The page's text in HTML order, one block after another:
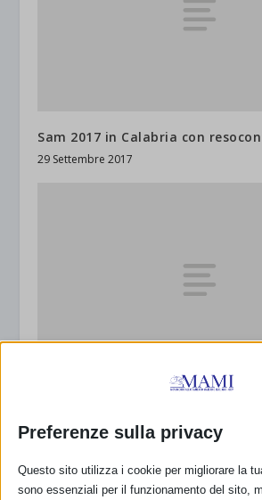
Sam 2017 in Calabria con
29 Settembre 2017
22 Settembre 2017
Preferenze sulla privacy
Questo sito utilizza i cookie per migliorare la
sono essenziali per il funzionamento del sito,